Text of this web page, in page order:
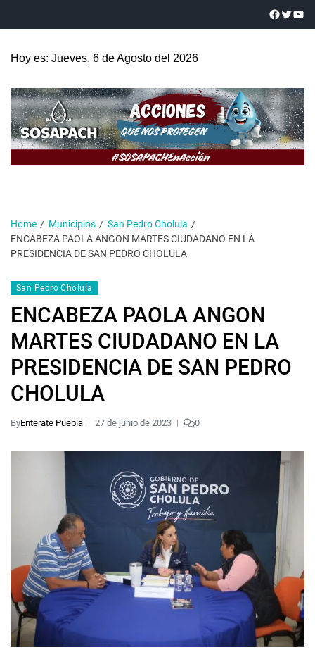
Hoy es: Jueves, 6 de Agosto del 2026
Home Municipios
San Pedro Cholula
ENCABEZA PAOLA ANGON MARTES CIUDADANO EN LA
PRESIDENCIA DE SAN PEDRO CHOLULA
San Pedro Cholula
ENCABEZA PAOLA ANGON
MARTES CIUDADANO EN LA
PRESIDENCIA DE SAN PEDRO
CHOLULA
ByEnterate Puebla 27 de junio de 2023 0